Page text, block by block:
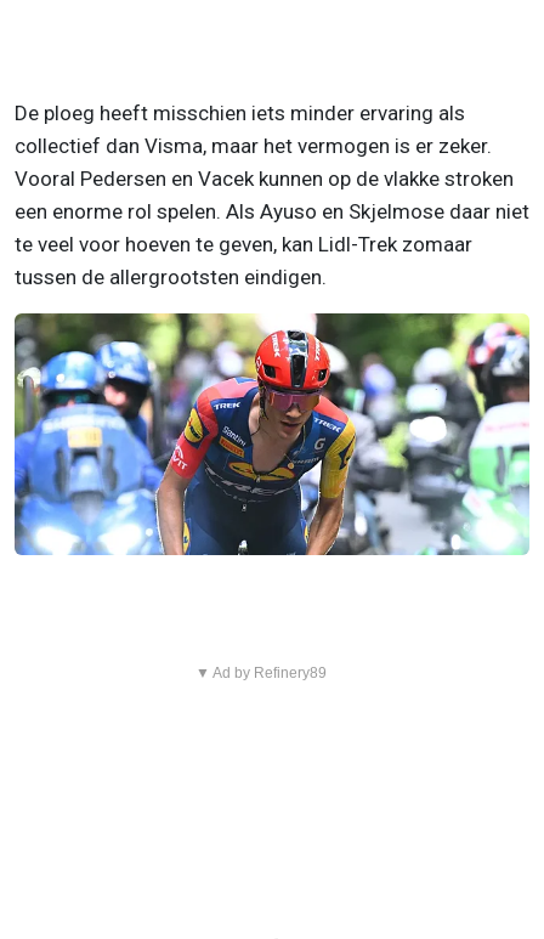
De ploeg heeft misschien iets minder ervaring als
collectief dan Visma, maar het vermogen is er zeker.
Vooral Pedersen en Vacek kunnen op de vlakke stroken
een enorme rol spelen. Als Ayuso en Skjelmose daar niet
te veel voor hoeven te geven, kan Lidl-Trek zomaar
tussen de allergrootsten eindigen.
▼ Ad by Refinery89